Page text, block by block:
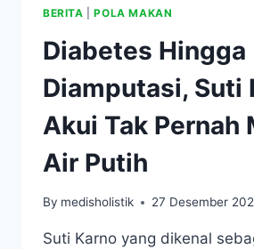
BERITA |POLA MAKAN
Diabetes Hingga
Diamputasi, Suti
Akui Tak Pernah
Air Putih
By medisholistik 27 Desember
Suti Karno yang dikenal